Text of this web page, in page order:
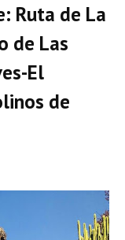
Ruta de La
de Las
El
de